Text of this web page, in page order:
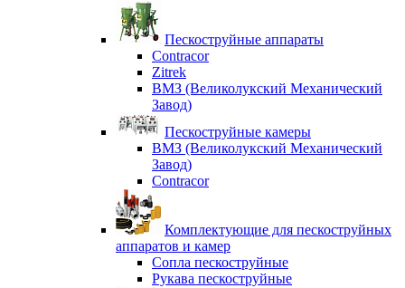
Пескоструйные аппараты
Contracor
Zitrek
ВМЗ (Великолукский Механический
Завод)
Пескоструйные камеры
ВМЗ (Великолукский Механический
Завод)
Contracor
Комплектующие для пескоструйных
аппаратов и камер
Сопла пескоструйные
Рукава пескоструйные